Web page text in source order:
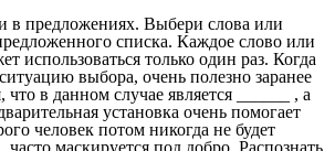
в предложениях. Выбери слова или
списка. Каждое слово или
использоваться только один раз. Когда
выбора, очень полезно заранее
что в данном случае является ______ , а
установка очень помогает
человек потом никогда не будет